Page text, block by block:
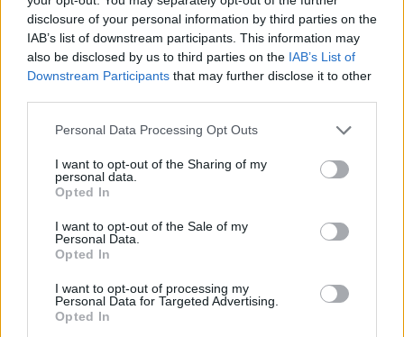
disclosure of your personal information by third parties on the
IAB’s list of downstream participants. This information may
also be disclosed by us to third parties on the IAB’s List of
Downstream Participants that may further disclose it to other
Please note that this website/app uses one or more Google
not limited to your visit or usage behaviour. You may click to
grant or deny consent to Google and its third-party tags to
use your data for below specified purposes in below Google
consent section.
Personal Data Processing Opt Outs
I want to opt-out of the Sharing of my
personal data.
Opted In
I want to opt-out of the Sale of my
Personal Data.
Opted In
I want to opt-out of processing my
Personal Data for Targeted Advertising.
Opted In
Continua a leggere